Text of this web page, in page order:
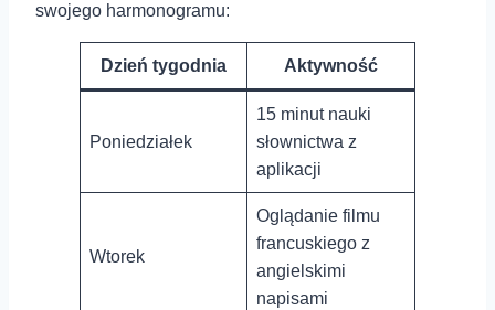
swojego harmonogramu:
Dzień tygodnia Aktywność
Poniedziałek
15 minut ⁣nauki
słownictwa z
aplikacji
Wtorek
Oglądanie filmu
⁣francuskiego z
angielskimi⁤
napisami